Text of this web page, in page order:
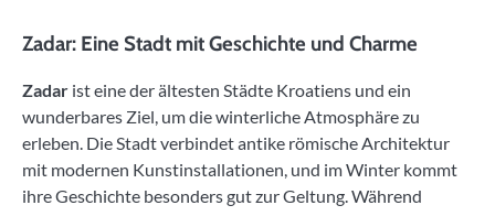
Zadar: Eine Stadt mit Geschichte und Charme
Zadar ist eine der ältesten Städte Kroatiens und ein
wunderbares Ziel, um die winterliche Atmosphäre zu
erleben. Die Stadt verbindet antike römische Architektur
mit modernen Kunstinstallationen, und im Winter kommt
ihre Geschichte besonders gut zur Geltung. Während